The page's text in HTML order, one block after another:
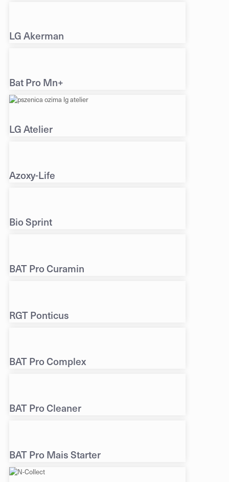
LG Akerman
Bat Pro Mn+
LG Atelier
Azoxy-Life
Bio Sprint
BAT Pro Curamin
RGT Ponticus
BAT Pro Complex
BAT Pro Cleaner
BAT Pro Mais Starter